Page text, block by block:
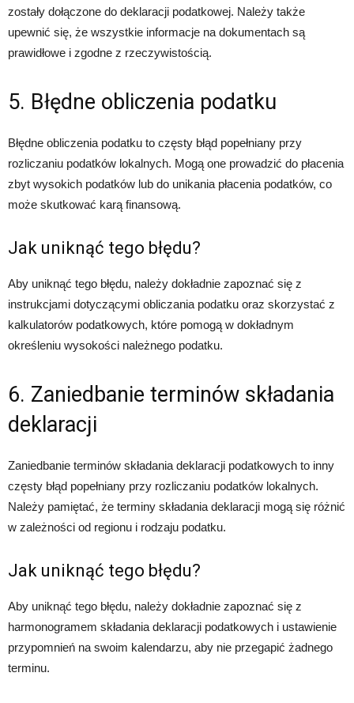
zostały dołączone do deklaracji podatkowej. Należy także
upewnić się, że wszystkie informacje na dokumentach są
prawidłowe i zgodne z rzeczywistością.
5. Błędne obliczenia podatku
Błędne obliczenia podatku to częsty błąd popełniany przy
rozliczaniu podatków lokalnych. Mogą one prowadzić do płacenia
zbyt wysokich podatków lub do unikania płacenia podatków, co
może skutkować karą finansową.
Jak uniknąć tego błędu?
Aby uniknąć tego błędu, należy dokładnie zapoznać się z
instrukcjami dotyczącymi obliczania podatku oraz skorzystać z
kalkulatorów podatkowych, które pomogą w dokładnym
określeniu wysokości należnego podatku.
6. Zaniedbanie terminów składania
deklaracji
Zaniedbanie terminów składania deklaracji podatkowych to inny
częsty błąd popełniany przy rozliczaniu podatków lokalnych.
Należy pamiętać, że terminy składania deklaracji mogą się różnić
w zależności od regionu i rodzaju podatku.
Jak uniknąć tego błędu?
Aby uniknąć tego błędu, należy dokładnie zapoznać się z
harmonogramem składania deklaracji podatkowych i ustawienie
przypomnień na swoim kalendarzu, aby nie przegapić żadnego
terminu.